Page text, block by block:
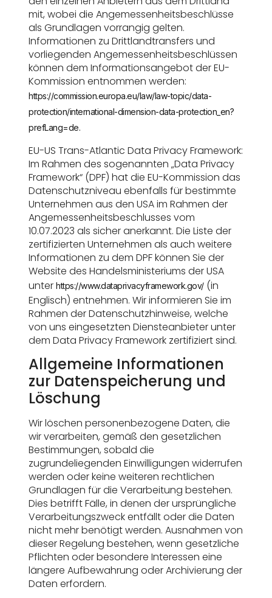
mit, wobei die Angemessenheitsbeschlüsse
als Grundlagen vorrangig gelten.
Informationen zu Drittlandtransfers und
vorliegenden Angemessenheitsbeschlüssen
können dem Informationsangebot der EU-
Kommission entnommen werden:
https://commission.europa.eu/law/law-topic/data-
protection/international-dimension-data-protection_en?
prefLang=de.
EU-US Trans-Atlantic Data Privacy Framework:
Im Rahmen des sogenannten „Data Privacy
Framework“ (DPF) hat die EU-Kommission das
Datenschutzniveau ebenfalls für bestimmte
Unternehmen aus den USA im Rahmen der
Angemessenheitsbeschlusses vom
10.07.2023 als sicher anerkannt. Die Liste der
zertifizierten Unternehmen als auch weitere
Informationen zu dem DPF können Sie der
Website des Handelsministeriums der USA
unterhttps://www.dataprivacyframework.gov/(in
Englisch) entnehmen. Wir informieren Sie im
Rahmen der Datenschutzhinweise, welche
von uns eingesetzten Diensteanbieter unter
dem Data Privacy Framework zertifiziert sind.
Allgemeine Informationen
zur Datenspeicherung und
Löschung
Wir löschen personenbezogene Daten, die
wir verarbeiten, gemäß den gesetzlichen
Bestimmungen, sobald die
zugrundeliegenden Einwilligungen widerrufen
werden oder keine weiteren rechtlichen
Grundlagen für die Verarbeitung bestehen.
Dies betrifft Fälle, in denen der ursprüngliche
Verarbeitungszweck entfällt oder die Daten
nicht mehr benötigt werden. Ausnahmen von
dieser Regelung bestehen, wenn gesetzliche
Pflichten oder besondere Interessen eine
längere Aufbewahrung oder Archivierung der
Daten erfordern.